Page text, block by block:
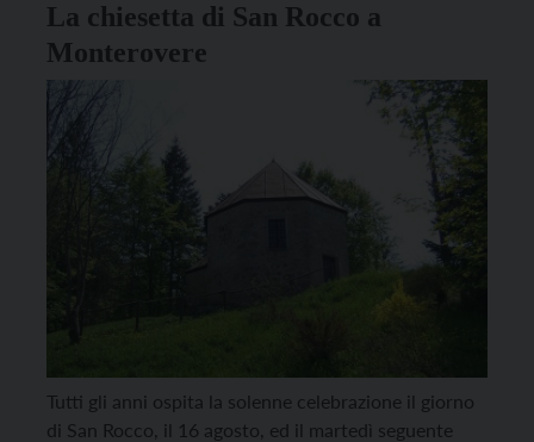
La chiesetta di San Rocco a
Monterovere
Tutti gli anni ospita la solenne celebrazione il giorno
di San Rocco, il 16 agosto, ed il martedì seguente